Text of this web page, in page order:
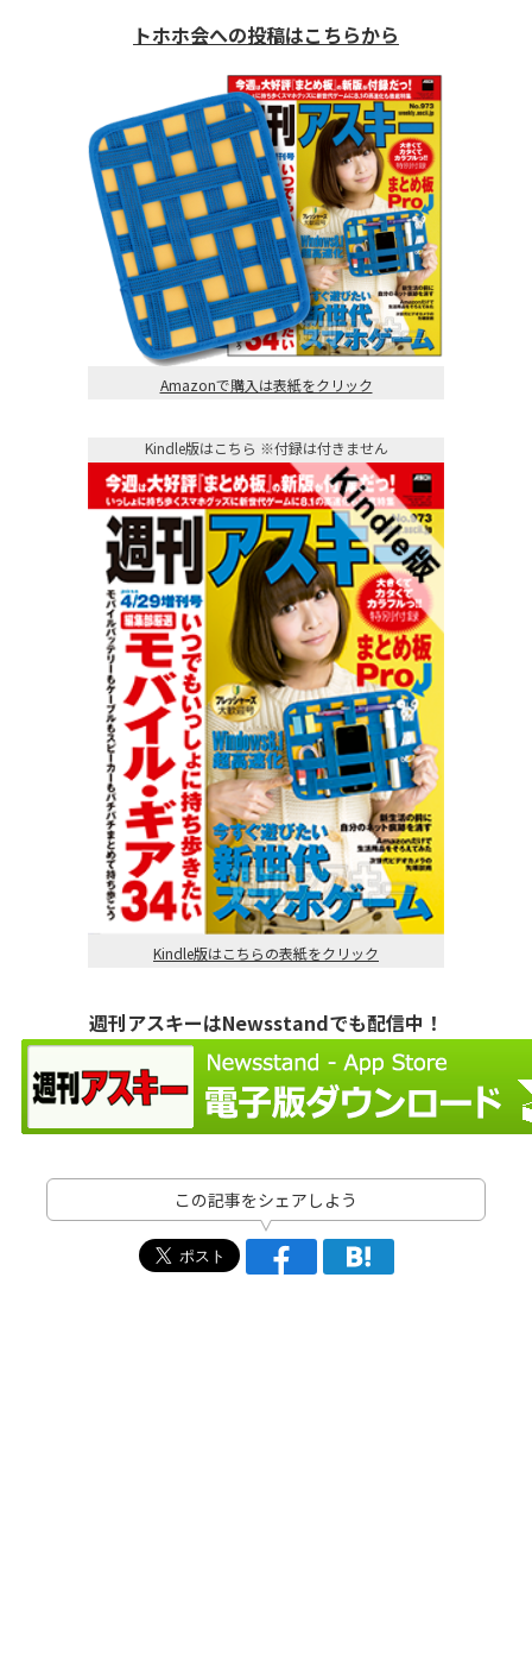
トホホ会への投稿はこちらから
Amazonで購入は表紙をクリック
Kindle版はこちら ※付録は付きません
Kindle版はこちらの表紙をクリック
週刊アスキーはNewsstandでも配信中！
この記事をシェアしよう